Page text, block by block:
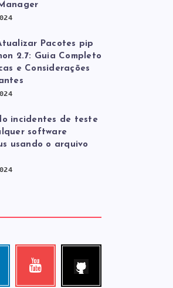
Pacotes pip
2.7: Guia Completo
e Considerações
incidentes de teste
software
usando o arquivo
Youtube
Check